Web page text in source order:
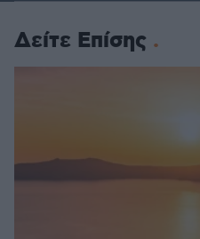
Δείτε Επίσης